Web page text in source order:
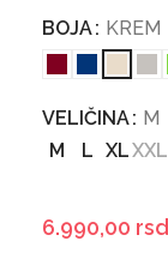
BOJA KREM
VELIČINA
M
M
L XLXXL
6.990,00 rsd